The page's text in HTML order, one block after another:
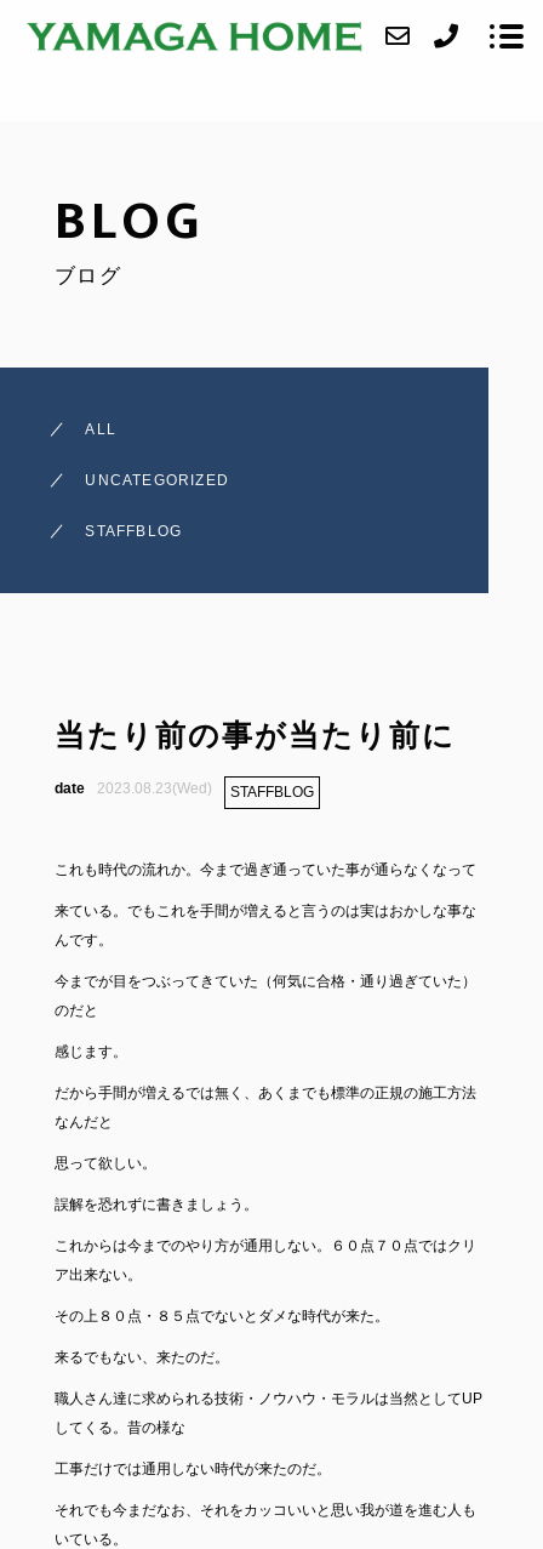
BLOG
ブログ
ALL
UNCATEGORIZED
STAFFBLOG
当たり前の事が当たり前に
2023.08.23(Wed) STAFFBLOG
これも時代の流れか。今まで過ぎ通っていた事が通らなくなって
来ている。でもこれを手間が増えると言うのは実はおかしな事な
んです。
今までが目をつぶってきていた（何気に合格・通り過ぎていた）
のだと
感じます。
だから手間が増えるでは無く、あくまでも標準の正規の施工方法
なんだと
思って欲しい。
誤解を恐れずに書きましょう。
これからは今までのやり方が通用しない。６０点７０点ではクリ
ア出来ない。
その上８０点・８５点でないとダメな時代が来た。
来るでもない、来たのだ。
職人さん達に求められる技術・ノウハウ・モラルは当然としてUP
してくる。昔の様な
工事だけでは通用しない時代が来たのだ。
それでも今まだなお、それをカッコいいと思い我が道を進む人も
いている。